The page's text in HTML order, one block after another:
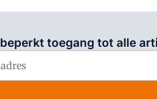
toegang tot alle